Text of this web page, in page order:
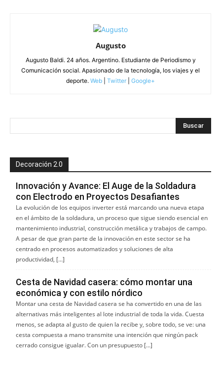
Augusto
Augusto Baldi. 24 años. Argentino. Estudiante de Periodismo y
Comunicación social. Apasionado de la tecnología, los viajes y el
deporte. Web Twitter Google+
Decoración 2.0
Innovación y Avance: El Auge de la Soldadura
con Electrodo en Proyectos Desafiantes
La evolución de los equipos inverter está marcando una nueva etapa
en el ámbito de la soldadura, un proceso que sigue siendo esencial en
mantenimiento industrial, construcción metálica y trabajos de campo.
A pesar de que gran parte de la innovación en este sector se ha
centrado en procesos automatizados y soluciones de alta
productividad, […]
Cesta de Navidad casera: cómo montar una
económica y con estilo nórdico
Montar una cesta de Navidad casera se ha convertido en una de las
alternativas más inteligentes al lote industrial de toda la vida. Cuesta
menos, se adapta al gusto de quien la recibe y, sobre todo, se ve: una
cesta compuesta a mano transmite una intención que ningún pack
cerrado consigue igualar. Con un presupuesto […]